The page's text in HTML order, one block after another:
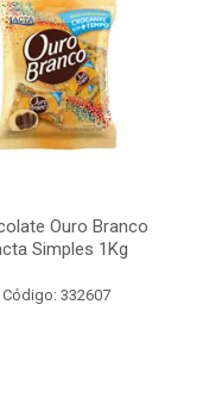
Ouro Branco
Simples 1Kg
Código: 332607